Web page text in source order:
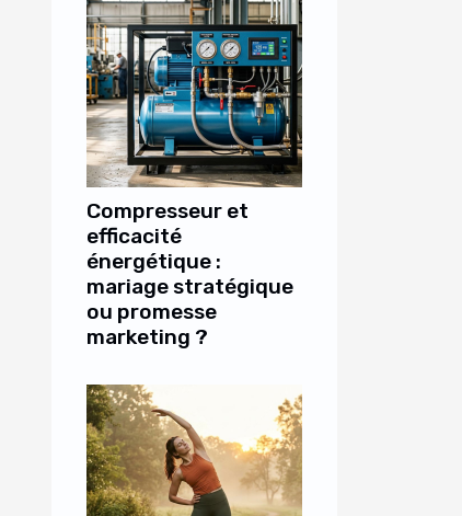
Compresseur et
efficacité
énergétique :
mariage stratégique
ou promesse
marketing ?